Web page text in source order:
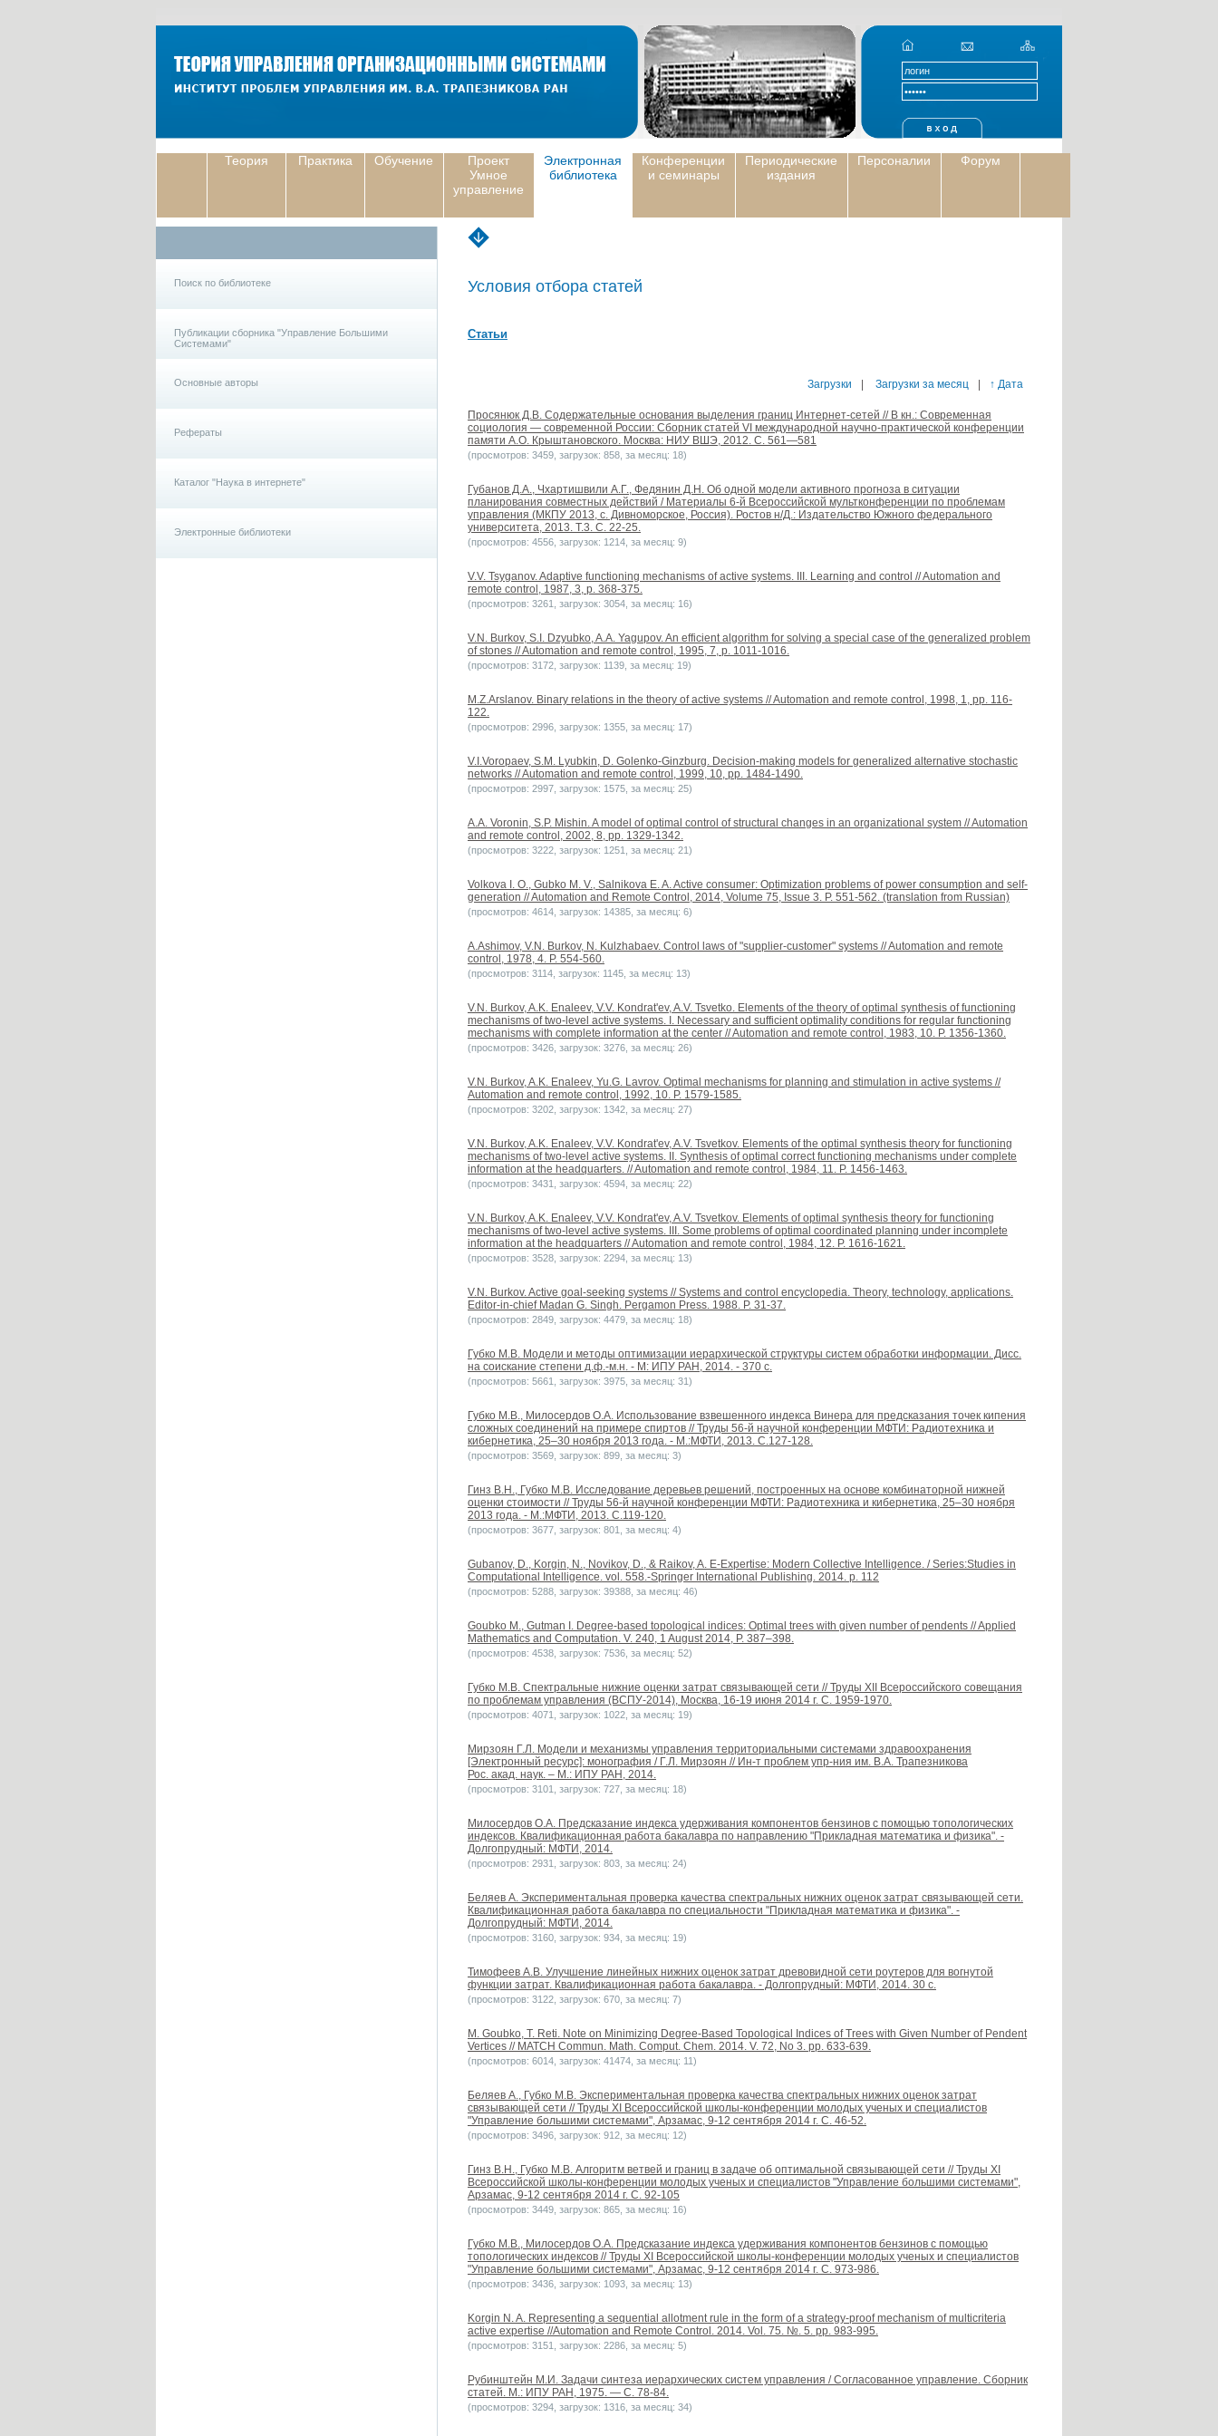
Теория Практика Обучение
Проект
Умное
управление
Электронная
библиотека
Конференции
и семинары
Периодические
издания
Персоналии Форум
Поиск по библиотеке
Публикации сборника "Управление Большими
Системами"
Основные авторы
Рефераты
Каталог "Наука в интернете"
Электронные библиотеки
Условия отбора статей
Статьи
Загрузки Загрузки за месяц ↑ Дата
Просянюк Д.В. Содержательные основания выделения границ Интернет-сетей // В кн.: Современная
социология — современной России: Сборник статей VI международной научно-практической конференции
памяти А.О. Крыштановского. Москва: НИУ ВШЭ, 2012. C. 561—581
(просмотров: 3459, загрузок: 858, за месяц: 18)
Губанов Д.А., Чхартишвили А.Г., Федянин Д.Н. Об одной модели активного прогноза в ситуации
планирования совместных действий / Материалы 6-й Всероссийской мультконференции по проблемам
управления (МКПУ 2013, с. Дивноморское, Россия). Ростов н/Д.: Издательство Южного федерального
университета, 2013. Т.3. С. 22-25.
(просмотров: 4556, загрузок: 1214, за месяц: 9)
V.V. Tsyganov. Adaptive functioning mechanisms of active systems. III. Learning and control // Automation and
remote control, 1987, 3, p. 368-375.
(просмотров: 3261, загрузок: 3054, за месяц: 16)
V.N. Burkov, S.I. Dzyubko, A.A. Yagupov. An efficient algorithm for solving a special case of the generalized problem
of stones // Automation and remote control, 1995, 7, p. 1011-1016.
(просмотров: 3172, загрузок: 1139, за месяц: 19)
M.Z.Arslanov. Binary relations in the theory of active systems // Automation and remote control, 1998, 1, pp. 116-
122.
(просмотров: 2996, загрузок: 1355, за месяц: 17)
V.I.Voropaev, S.M. Lyubkin, D. Golenko-Ginzburg. Decision-making models for generalized alternative stochastic
networks // Automation and remote control, 1999, 10, pp. 1484-1490.
(просмотров: 2997, загрузок: 1575, за месяц: 25)
A.A. Voronin, S.P. Mishin. A model of optimal control of structural changes in an organizational system // Automation
and remote control, 2002, 8, pp. 1329-1342.
(просмотров: 3222, загрузок: 1251, за месяц: 21)
Volkova I. O., Gubko M. V., Salnikova E. A. Active consumer: Optimization problems of power consumption and self-
generation // Automation and Remote Control, 2014, Volume 75, Issue 3. P. 551-562. (translation from Russian)
(просмотров: 4614, загрузок: 14385, за месяц: 6)
A.Ashimov, V.N. Burkov, N. Kulzhabaev. Control laws of "supplier-customer" systems // Automation and remote
control, 1978, 4. P. 554-560.
(просмотров: 3114, загрузок: 1145, за месяц: 13)
V.N. Burkov, A.K. Enaleev, V.V. Kondrat'ev, A.V. Tsvetko. Elements of the theory of optimal synthesis of functioning
mechanisms of two-level active systems. I. Necessary and sufficient optimality conditions for regular functioning
mechanisms with complete information at the center // Automation and remote control, 1983, 10. P. 1356-1360.
(просмотров: 3426, загрузок: 3276, за месяц: 26)
V.N. Burkov, A.K. Enaleev, Yu.G. Lavrov. Optimal mechanisms for planning and stimulation in active systems //
Automation and remote control, 1992, 10. P. 1579-1585.
(просмотров: 3202, загрузок: 1342, за месяц: 27)
V.N. Burkov, A.K. Enaleev, V.V. Kondrat'ev, A.V. Tsvetkov. Elements of the optimal synthesis theory for functioning
mechanisms of two-level active systems. II. Synthesis of optimal correct functioning mechanisms under complete
information at the headquarters. // Automation and remote control, 1984, 11. P. 1456-1463.
(просмотров: 3431, загрузок: 4594, за месяц: 22)
V.N. Burkov, A.K. Enaleev, V.V. Kondrat'ev, A.V. Tsvetkov. Elements of optimal synthesis theory for functioning
mechanisms of two-level active systems. III. Some problems of optimal coordinated planning under incomplete
information at the headquarters // Automation and remote control, 1984, 12. P. 1616-1621.
(просмотров: 3528, загрузок: 2294, за месяц: 13)
V.N. Burkov. Active goal-seeking systems // Systems and control encyclopedia. Theory, technology, applications.
Editor-in-chief Madan G. Singh. Pergamon Press. 1988. P. 31-37.
(просмотров: 2849, загрузок: 4479, за месяц: 18)
Губко М.В. Модели и методы оптимизации иерархической структуры систем обработки информации. Дисс.
на соискание степени д.ф.-м.н. - М: ИПУ РАН, 2014. - 370 с.
(просмотров: 5661, загрузок: 3975, за месяц: 31)
Губко М.В., Милосердов О.А. Использование взвешенного индекса Винера для предсказания точек кипения
сложных соединений на примере спиртов // Труды 56-й научной конференции МФТИ: Радиотехника и
кибернетика, 25–30 ноября 2013 года. - М.:МФТИ, 2013. С.127-128.
(просмотров: 3569, загрузок: 899, за месяц: 3)
Гинз В.Н., Губко М.В. Исследование деревьев решений, построенных на основе комбинаторной нижней
оценки стоимости // Труды 56-й научной конференции МФТИ: Радиотехника и кибернетика, 25–30 ноября
2013 года. - М.:МФТИ, 2013. С.119-120.
(просмотров: 3677, загрузок: 801, за месяц: 4)
Gubanov, D., Korgin, N., Novikov, D., & Raikov, A. E-Expertise: Modern Collective Intelligence. / Series:Studies in
Computational Intelligence. vol. 558.-Springer International Publishing. 2014. p. 112
(просмотров: 5288, загрузок: 39388, за месяц: 46)
Goubko M., Gutman I. Degree-based topological indices: Optimal trees with given number of pendents // Applied
Mathematics and Computation. V. 240, 1 August 2014, P. 387–398.
(просмотров: 4538, загрузок: 7536, за месяц: 52)
Губко М.В. Спектральные нижние оценки затрат связывающей сети // Труды XII Всероссийского совещания
по проблемам управления (ВСПУ-2014), Москва, 16-19 июня 2014 г. С. 1959-1970.
(просмотров: 4071, загрузок: 1022, за месяц: 19)
Мирзоян Г.Л. Модели и механизмы управления территориальными системами здравоохранения
[Электронный ресурс]: монография / Г.Л. Мирзоян // Ин-т проблем упр-ния им. В.А. Трапезникова
Рос. акад. наук. – М.: ИПУ РАН, 2014.
(просмотров: 3101, загрузок: 727, за месяц: 18)
Милосердов О.А. Предсказание индекса удерживания компонентов бензинов с помощью топологических
индексов. Квалификационная работа бакалавра по направлению "Прикладная математика и физика". -
Долгопрудный: МФТИ, 2014.
(просмотров: 2931, загрузок: 803, за месяц: 24)
Беляев А. Экспериментальная проверка качества спектральных нижних оценок затрат связывающей сети.
Квалификационная работа бакалавра по специальности "Прикладная математика и физика". -
Долгопрудный: МФТИ, 2014.
(просмотров: 3160, загрузок: 934, за месяц: 19)
Тимофеев А.В. Улучшение линейных нижних оценок затрат древовидной сети роутеров для вогнутой
функции затрат. Квалификационная работа бакалавра. - Долгопрудный: МФТИ, 2014. 30 с.
(просмотров: 3122, загрузок: 670, за месяц: 7)
M. Goubko, T. Reti. Note on Minimizing Degree-Based Topological Indices of Trees with Given Number of Pendent
Vertices // MATCH Commun. Math. Comput. Chem. 2014. V. 72, No 3. pp. 633-639.
(просмотров: 6014, загрузок: 41474, за месяц: 11)
Беляев А., Губко М.В. Экспериментальная проверка качества спектральных нижних оценок затрат
связывающей сети // Труды XI Всероссийской школы-конференции молодых ученых и специалистов
"Управление большими системами", Арзамас, 9-12 сентября 2014 г. С. 46-52.
(просмотров: 3496, загрузок: 912, за месяц: 12)
Гинз В.Н., Губко М.В. Алгоритм ветвей и границ в задаче об оптимальной связывающей сети // Труды XI
Всероссийской школы-конференции молодых ученых и специалистов "Управление большими системами",
Арзамас, 9-12 сентября 2014 г. С. 92-105
(просмотров: 3449, загрузок: 865, за месяц: 16)
Губко М.В., Милосердов О.А. Предсказание индекса удерживания компонентов бензинов с помощью
топологических индексов // Труды XI Всероссийской школы-конференции молодых ученых и специалистов
"Управление большими системами", Арзамас, 9-12 сентября 2014 г. С. 973-986.
(просмотров: 3436, загрузок: 1093, за месяц: 13)
Korgin N. A. Representing a sequential allotment rule in the form of a strategy-proof mechanism of multicriteria
active expertise //Automation and Remote Control. 2014. Vol. 75. №. 5. pp. 983-995.
(просмотров: 3151, загрузок: 2286, за месяц: 5)
Рубинштейн М.И. Задачи синтеза иерархических систем управления / Согласованное управление. Сборник
статей. М.: ИПУ РАН, 1975. — С. 78-84.
(просмотров: 3294, загрузок: 1316, за месяц: 34)